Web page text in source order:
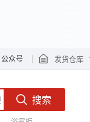
公众号 发货仓库
搜索